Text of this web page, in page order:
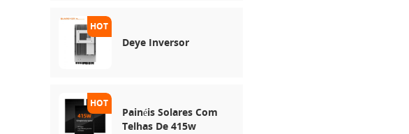
Deye Inversor
Painéis Solares Com
Telhas De 415w